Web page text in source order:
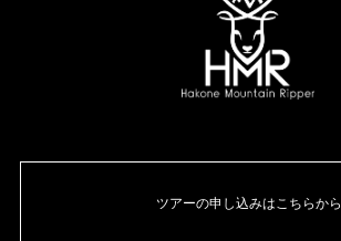
ツアーの申し込みはこちらから